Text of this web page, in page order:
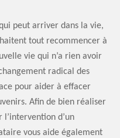
peut arriver dans la vie,
tout recommencer à
vie qui n’a rien avoir
radical des
pour aider à effacer
Afin de bien réaliser
l’intervention d’un
vous aide également